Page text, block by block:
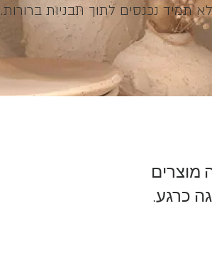
תמיד נכנסים לתוך תבניות ברורות.
כרגע.